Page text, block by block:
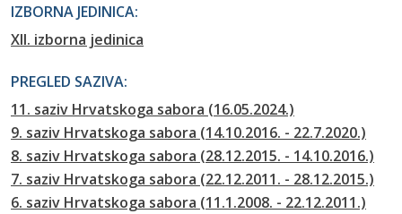
IZBORNA JEDINICA:
XII. izborna jedinica
PREGLED SAZIVA:
11. saziv Hrvatskoga sabora (16.05.2024.)
9. saziv Hrvatskoga sabora (14.10.2016. - 22.7.2020.)
8. saziv Hrvatskoga sabora (28.12.2015. - 14.10.2016.)
7. saziv Hrvatskoga sabora (22.12.2011. - 28.12.2015.)
6. saziv Hrvatskoga sabora (11.1.2008. - 22.12.2011.)